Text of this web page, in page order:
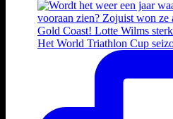
Het World Triathlon Cup